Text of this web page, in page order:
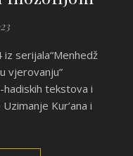
vjerovanju”
hadiskih tekstova i
Kur’ana i